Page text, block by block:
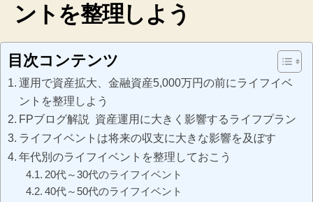
ントを整理しよう
目次コンテンツ
運用で資産拡大、金融資産5,000万円の前にライフイベ
ントを整理しよう
FPブログ解説 資産運用に大きく影響するライフプラン
ライフイベントは将来の収支に大きな影響を及ぼす
年代別のライフイベントを整理しておこう
20代～30代のライフイベント
40代～50代のライフイベント